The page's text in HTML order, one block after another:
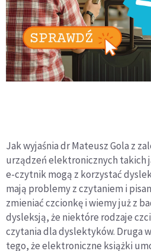
Jak wyjaśnia dr Mateusz Gola z
urządzeń elektronicznych
e-czytnik mogą z korzystać
mają problemy z czytaniem i
zmieniać czcionkę i wiemy już z
dysleksją, że niektóre rodzaje
czytania dla dyslektyków. Druga
tego, że elektroniczne książki